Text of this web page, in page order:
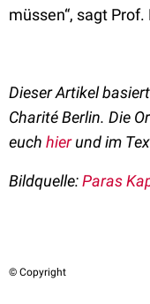
müssen“, sagt Prof.
Dieser Artikel
Charité Berlin. Die
euch hierund im
Bildquelle:Paras
© Copyright